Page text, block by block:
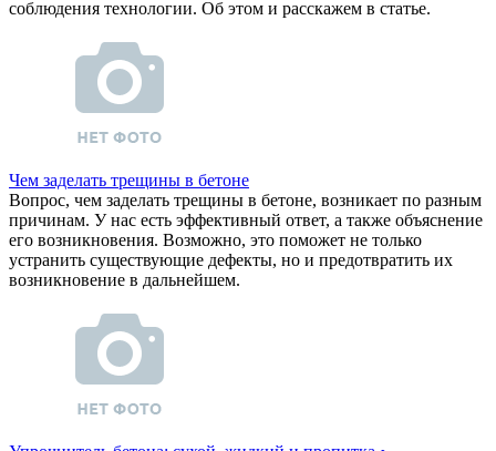
соблюдения технологии. Об этом и расскажем в статье.
Чем заделать трещины в бетоне
Вопрос, чем заделать трещины в бетоне, возникает по разным
причинам. У нас есть эффективный ответ, а также объяснение
его возникновения. Возможно, это поможет не только
устранить существующие дефекты, но и предотвратить их
возникновение в дальнейшем.